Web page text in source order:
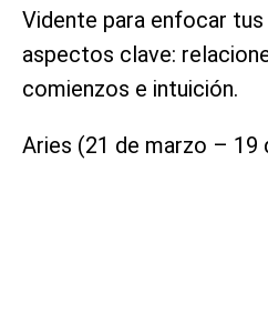
Vidente para enfocar
aspectos clave:
comienzos e intuición.
Aries (21 de marzo – 19